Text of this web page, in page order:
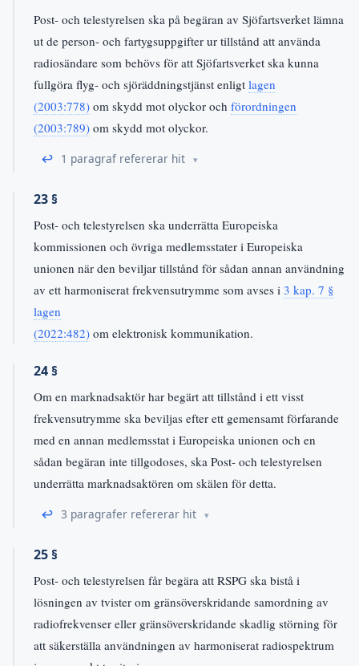
Post- och telestyrelsen ska på begäran av Sjöfartsverket lämna
ut de person- och fartygsuppgifter ur tillstånd att använda
radiosändare som behövs för att Sjöfartsverket ska kunna
fullgöra flyg- och sjöräddningstjänst enligt lagen
(2003:778) om skydd mot olyckor och förordningen
(2003:789) om skydd mot olyckor.
↩ 1 paragraf refererar hit
23 §
Post- och telestyrelsen ska underrätta Europeiska
kommissionen och övriga medlemsstater i Europeiska
unionen när den beviljar tillstånd för sådan annan användning
av ett harmoniserat frekvensutrymme som avses i 3 kap. 7 §
lagen
(2022:482) om elektronisk kommunikation.
24 §
Om en marknadsaktör har begärt att tillstånd i ett visst
frekvensutrymme ska beviljas efter ett gemensamt förfarande
med en annan medlemsstat i Europeiska unionen och en
sådan begäran inte tillgodoses, ska Post- och telestyrelsen
underrätta marknadsaktören om skälen för detta.
↩ 3 paragrafer refererar hit
25 §
Post- och telestyrelsen får begära att RSPG ska bistå i
lösningen av tvister om gränsöverskridande samordning av
radiofrekvenser eller gränsöverskridande skadlig störning för
att säkerställa användningen av harmoniserat radiospektrum